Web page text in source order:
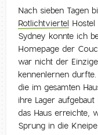
Nach sieben Tagen
Rotlichtviertel
Sydney konnte ich
Homepage der
war nicht der
kennenlernen
die im gesamten
ihre Lager
das Haus erreichte,
Sprung in die